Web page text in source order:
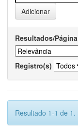
Resultados/Página
Registro(s)
Resultado 1-1 de 1.